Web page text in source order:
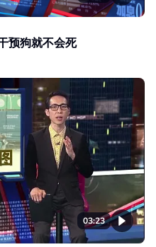
预狗就不会死
03:23